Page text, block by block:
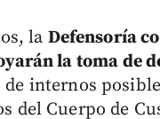
la Defensoría
la toma de
internos
del Cuerpo de